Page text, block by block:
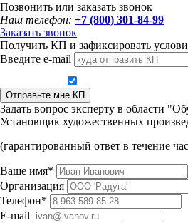
Позвонить или заказать звонок
Наш телефон: +7 (800) 301-84-99
Заказать звонок
Получить КП и зафиксировать
Введите e-mail
Отправьте мне КП
Задать вопрос эксперту в области
Установщик художественных
(гарантированный ответ в течение
Ваше имя*
Организация
Телефон*
E-mail